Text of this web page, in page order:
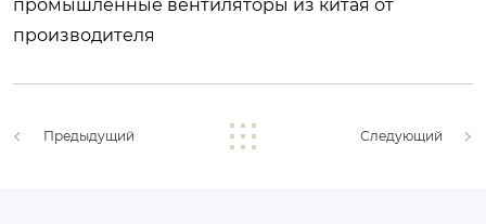
промышленные вентиляторы из китая от
производителя
Предыдущий Следующий